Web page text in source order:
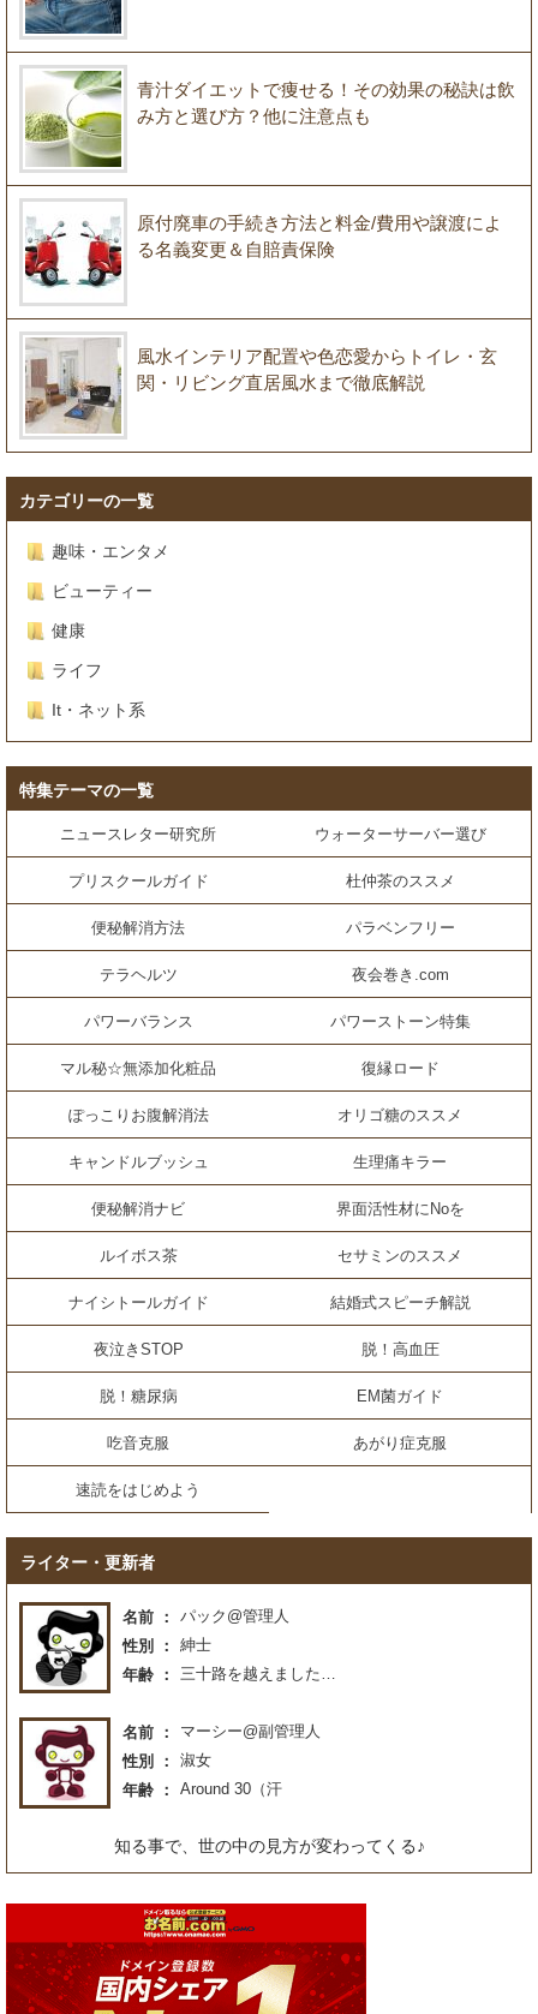
青汁ダイエットで痩せる！その効果の秘訣は飲
み方と選び方？他に注意点も
原付廃車の手続き方法と料金/費用や譲渡によ
る名義変更＆自賠責保険
風水インテリア配置や色恋愛からトイレ・玄
関・リビング直居風水まで徹底解説
カテゴリーの一覧
趣味・エンタメ
ビューティー
健康
ライフ
It・ネット系
特集テーマの一覧
ニュースレター研究所 ウォーターサーバー選び
プリスクールガイド 杜仲茶のススメ
便秘解消方法 パラベンフリー
テラヘルツ 夜会巻き.com
パワーバランス パワーストーン特集
マル秘☆無添加化粧品 復縁ロード
ぽっこりお腹解消法 オリゴ糖のススメ
キャンドルブッシュ 生理痛キラー
便秘解消ナビ 界面活性材にNoを
ルイボス茶 セサミンのススメ
ナイシトールガイド 結婚式スピーチ解説
夜泣きSTOP 脱！高血圧
脱！糖尿病 EM菌ガイド
吃音克服 あがり症克服
速読をはじめよう
ライター・更新者
名前
パック@管理人
性別
紳士
年齢
三十路を越えました…
名前
マーシー@副管理人
性別
淑女
年齢
Around 30（汗
知る事で、世の中の見方が変わってくる♪